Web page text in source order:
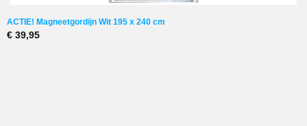
ACTIE! Magneetgordijn Wit 195 x 240 cm
€ 39,95